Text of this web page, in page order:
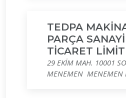
TEDPA
PARÇA
TİCARET
29 EKİM MAH. 10001
MENEMEN MENEMEN